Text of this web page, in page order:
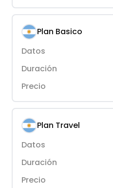
Plan Basico
Datos
Duración
Precio
Plan Travel
Datos
Duración
Precio